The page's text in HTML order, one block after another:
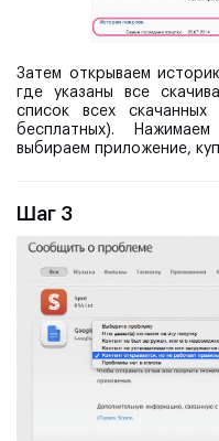
Затем открываем
где указаны все
список всех
бесплатных).
выбираем приложение,
Шаг 3